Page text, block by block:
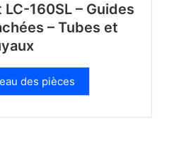
LC-160SL – Guides
– Tubes et
des pièces